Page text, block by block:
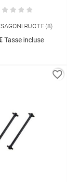
RUOTE (8)
Tasse incluse
favorite_border